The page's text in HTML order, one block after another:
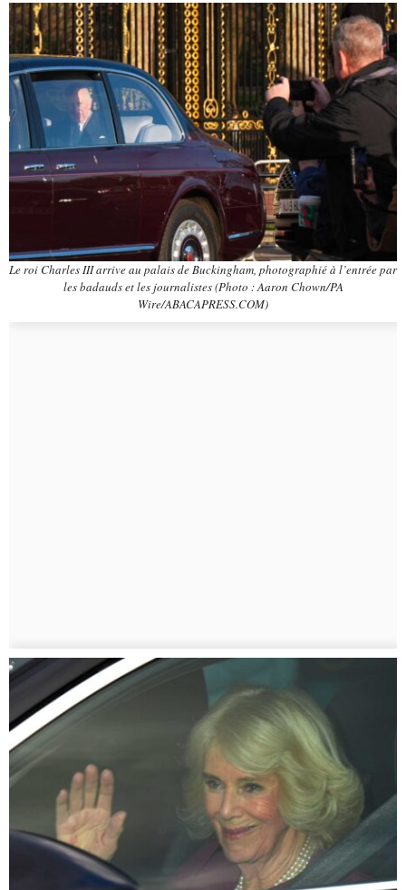
Le roi Charles III arrive au palais de Buckingham, photographié à l’entrée par
les badauds et les journalistes (Photo : Aaron Chown/PA
Wire/ABACAPRESS.COM)